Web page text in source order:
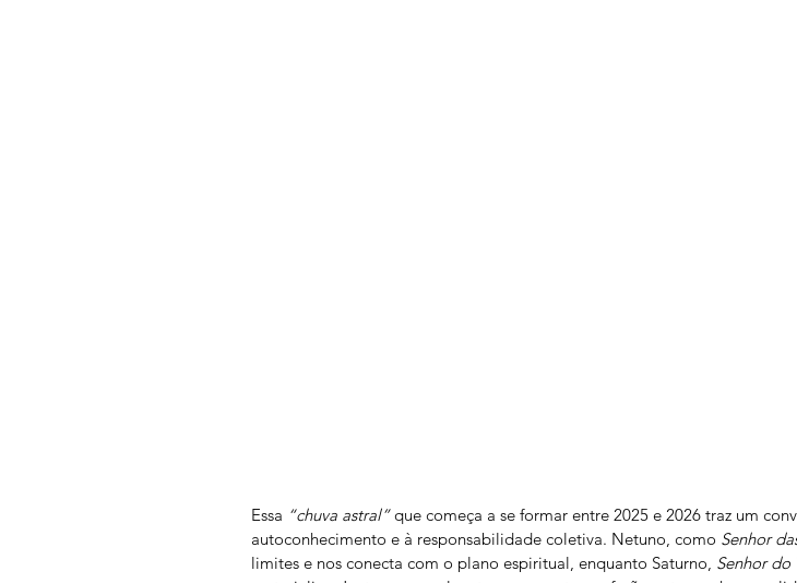
Essa “chuva astral” que começa a se formar entre 2025 e 2026 traz um
autoconhecimento e à responsabilidade coletiva. Netuno, como Senhor
limites e nos conecta com o plano espiritual, enquanto Saturno, Senhor do